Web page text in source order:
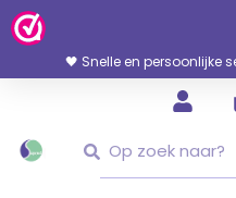
Ga
Naar
Inhoud
🖤 Snelle en persoonlijke